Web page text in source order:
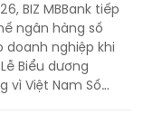
BIZ MBBank tiếp
ngân hàng số
nghiệp khi
Biểu dương
vì Việt Nam Số